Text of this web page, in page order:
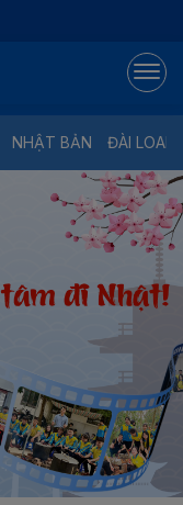
NHẬT BẢN ĐÀI LOAN